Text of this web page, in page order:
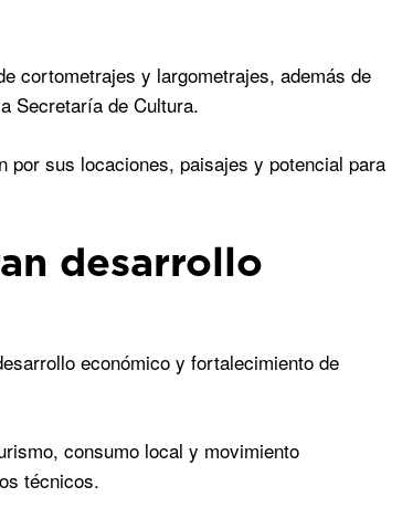
cortometrajes y largometrajes, además de
Secretaría de Cultura.
por sus locaciones, paisajes y potencial para
desarrollo
económico y fortalecimiento de
consumo local y movimiento
técnicos.